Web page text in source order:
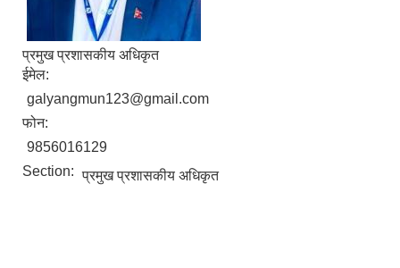
प्रमुख प्रशासकीय अधिकृत
ईमेल:
galyangmun123@gmail.com
फोन:
9856016129
Section: प्रमुख प्रशासकीय अधिकृत